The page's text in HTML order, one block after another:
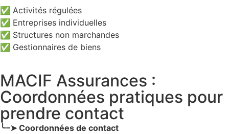
✅ Activités régulées
✅ Entreprises individuelles
✅ Structures non marchandes
✅ Gestionnaires de biens
MACIF Assurances :
Coordonnées pratiques pour
prendre contact
╰┈➤ Coordonnées de contact